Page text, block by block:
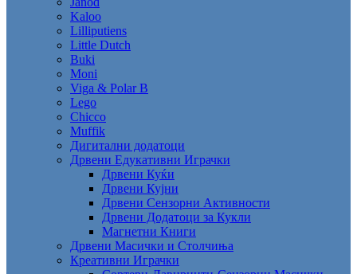
Kaloo
Lilliputiens
Little Dutch
Buki
Moni
Viga & Polar B
Lego
Chicco
Muffik
Дигитални додатоци
Дрвени Едукативни Играчки
Дрвени Куќи
Дрвени Кујни
Дрвени Сензорни Активности
Дрвени Додатоци за Кукли
Магнетни Книги
Дрвени Масички и Столчиња
Креативни Играчки